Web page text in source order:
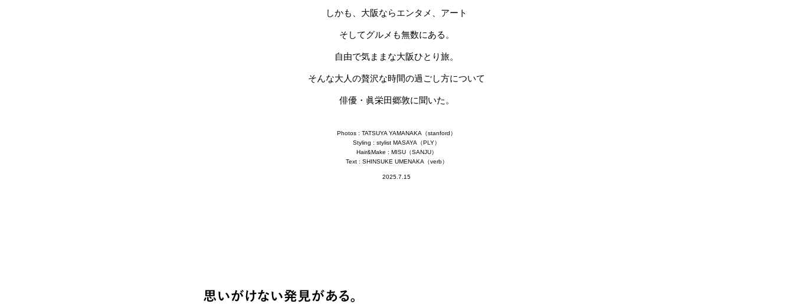
しかも、大阪ならエンタメ、アート
そしてグルメも無数にある。
自由で気ままな大阪ひとり旅。
そんな大人の贅沢な時間の過ごし方について
俳優・眞栄田郷敦に聞いた。
Photos : TATSUYA YAMANAKA（stanford）
Styling : stylist MASAYA（PLY）
Hair&Make : MISU（SANJU）
Text : SHINSUKE UMENAKA（verb）
2025.7.15